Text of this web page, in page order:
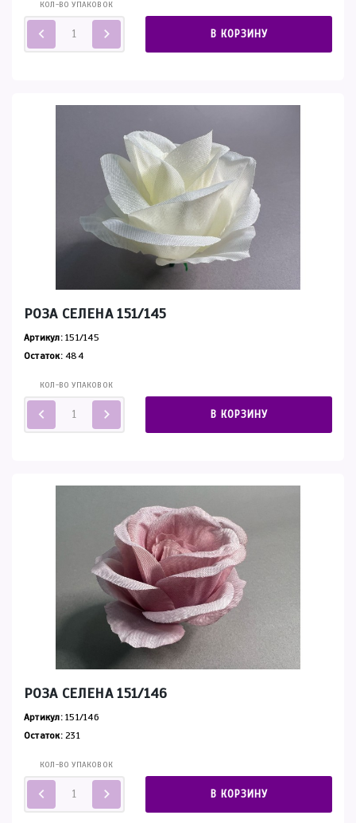
КОЛ-ВО УПАКОВОК
В КОРЗИНУ
РОЗА СЕЛЕНА 151/145
Артикул:151/145
Остаток:484
КОЛ-ВО УПАКОВОК
В КОРЗИНУ
РОЗА СЕЛЕНА 151/146
Артикул:151/146
Остаток: 231
КОЛ-ВО УПАКОВОК
В КОРЗИНУ